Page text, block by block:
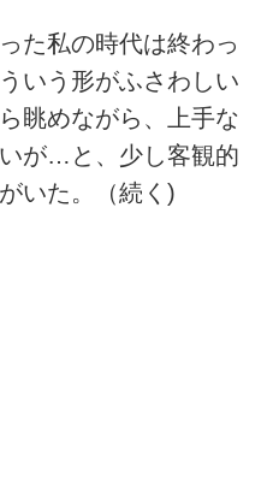
た私の時代は終わっ
いう形がふさわしい
眺めながら、上手な
が…と、少し客観的
いた。（続く)